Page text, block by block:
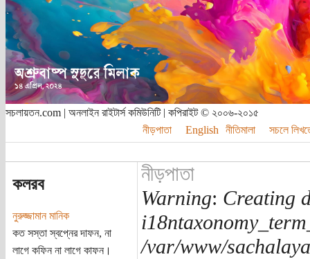
সচলায়তন.com | অনলাইন রাইটার্স কমিউনিটি | কপিরাইট © ২০০৬-২০১৫
নীড়পাতা
English নীতিমালা সচলে
কলরব
নুরুজ্জামান মানিক
কত সস্তা স্বপ্নের দাফন, না
লাগে কফিন না লাগে কাফন।
নীড়পাতা
Warning: Creating
/var/www/